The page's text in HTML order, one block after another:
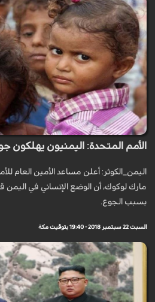
الأمم المتحدة: اليمنيون يهلكون
اليمن_الكوثر: أعلن مساعد الأمين العام
مارك لوكوك، أن الوضع الإنساني في اليمن
بسبب الجوع.
السبت 22 سبتمبر 2018 - 19:40 بتوقيت مكة